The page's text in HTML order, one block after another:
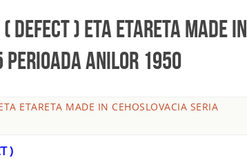
DEFECT ) ETA ETARETA MADE IN
PERIOADA ANILOR 1950
ETARETA MADE IN CEHOSLOVACIA SERIA
)